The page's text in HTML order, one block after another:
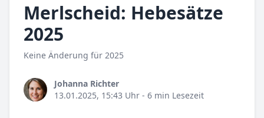
Merlscheid: Hebesätze
2025
Keine Änderung für 2025
Johanna Richter
13.01.2025, 15:43 Uhr - 6 min Lesezeit